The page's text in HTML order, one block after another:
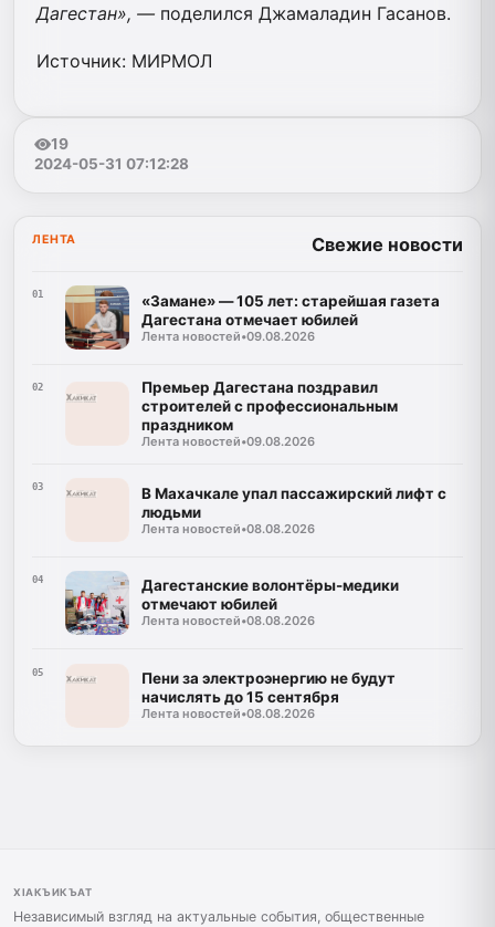
Дагестан», — поделился Джамаладин Гасанов.
Источник: МИРМОЛ
19
2024-05-31 07:12:28
ЛЕНТА Свежие новости
01
«Замане» — 105 лет: старейшая газета
Дагестана отмечает юбилей
Лента новостей•09.08.2026
02
Премьер Дагестана поздравил
строителей с профессиональным
праздником
Лента новостей•09.08.2026
03
В Махачкале упал пассажирский лифт с
людьми
Лента новостей•08.08.2026
04
Дагестанские волонтёры-медики
отмечают юбилей
Лента новостей•08.08.2026
05
Пени за электроэнергию не будут
начислять до 15 сентября
Лента новостей•08.08.2026
ХIАКЪИКЪАТ
Независимый взгляд на актуальные события, общественные